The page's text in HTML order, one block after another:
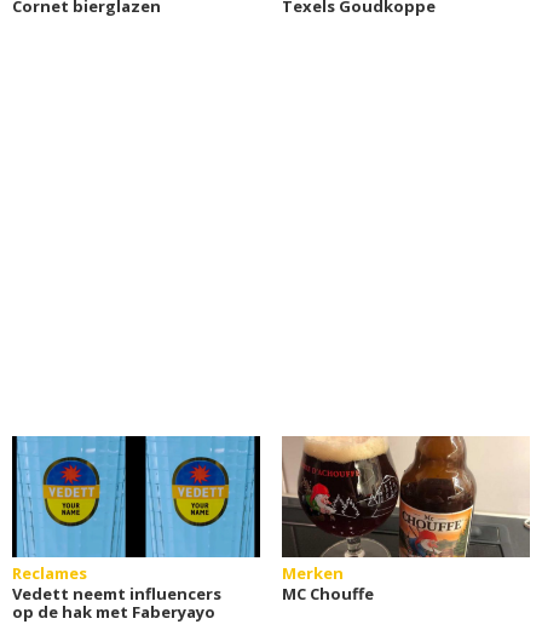
Cornet bierglazen Texels Goudkoppe
Reclames
Vedett neemt influencers
op de hak met Faberyayo
Merken
MC Chouffe